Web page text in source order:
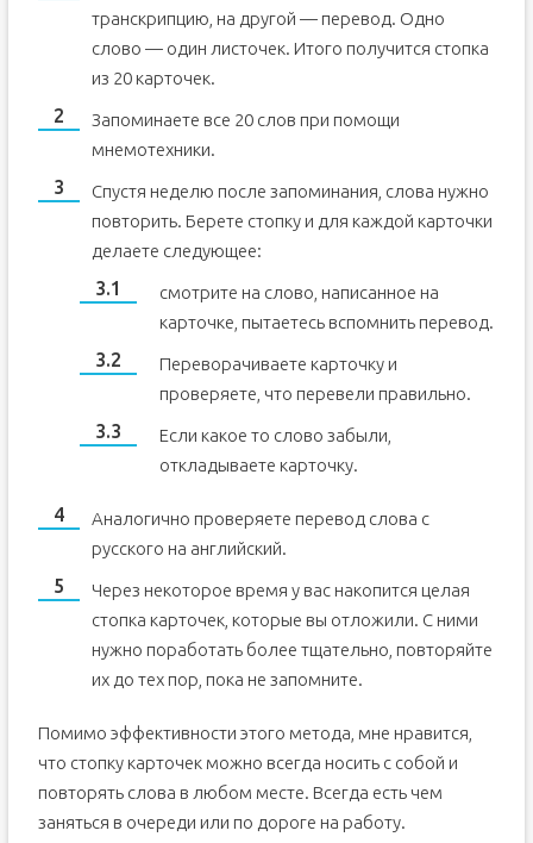
транскрипцию, на другой — перевод. Одно
слово — один листочек. Итого получится стопка
из 20 карточек.
Запоминаете все 20 слов при помощи
мнемотехники.
Спустя неделю после запоминания, слова нужно
повторить. Берете стопку и для каждой карточки
делаете следующее:
смотрите на слово, написанное на
карточке, пытаетесь вспомнить перевод.
Переворачиваете карточку и
проверяете, что перевели правильно.
Если какое то слово забыли,
откладываете карточку.
Аналогично проверяете перевод слова с
русского на английский.
Через некоторое время у вас накопится целая
стопка карточек, которые вы отложили. С ними
нужно поработать более тщательно, повторяйте
их до тех пор, пока не запомните.
Помимо эффективности этого метода, мне нравится,
что стопку карточек можно всегда носить с собой и
повторять слова в любом месте. Всегда есть чем
заняться в очереди или по дороге на работу.